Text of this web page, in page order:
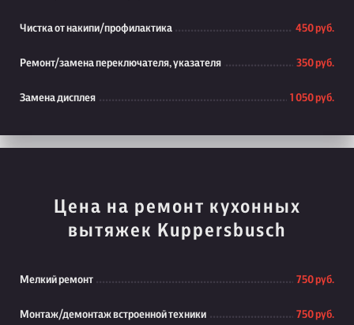
Чистка от накипи/профилактика 450 руб.
Ремонт/замена переключателя, указателя 350 руб.
Замена дисплея 1 050 руб.
Цена на ремонт кухонных
вытяжек Kuppersbusch
Мелкий ремонт 750 руб.
Монтаж/демонтаж встроенной техники 750 руб.